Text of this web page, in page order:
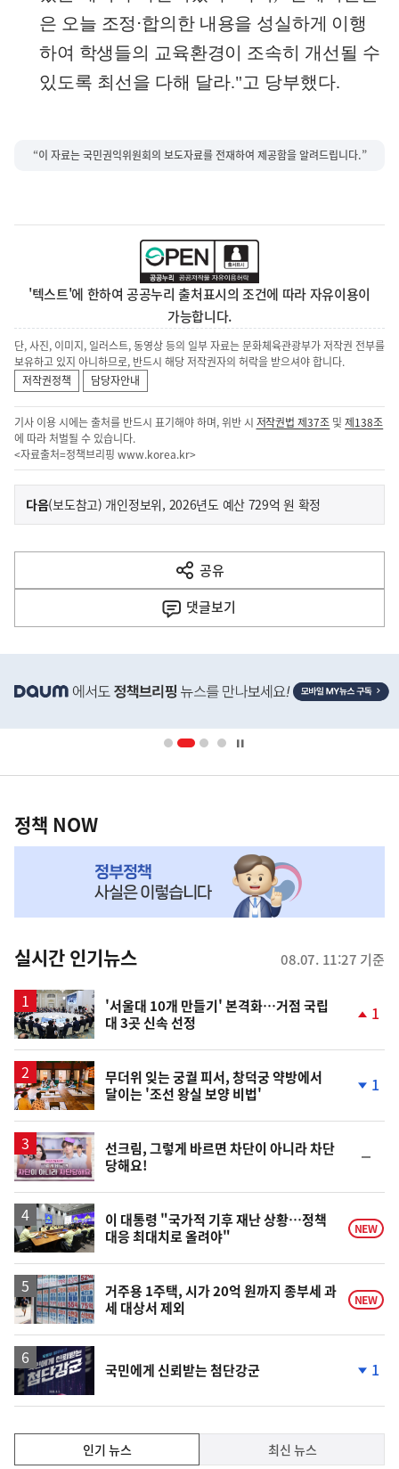
은 오늘 조정 ⋅합의한 내용을 성실하게 이행
하여 학생들의 교육환경이
조속히 개선될 수
있도록 최선을 다해 달라."고 당부했다.
“이 자료는 국민권익위원회의 보도자료를 전재하여 제공함을 알려드립니다.”
'텍스트'에 한하여 공공누리 출처표시의 조건에 따라 자유이용이
가능합니다.
단, 사진, 이미지, 일러스트, 동영상 등의 일부 자료는 문화체육관광부가 저작권 전부를
보유하고 있지 아니하므로, 반드시 해당 저작권자의 허락을 받으셔야 합니다.
저작권정책
담당자안내
기사 이용 시에는 출처를 반드시 표기해야 하며, 위반 시 저작권법 제37조 및제138조
에 따라 처벌될 수 있습니다.
<자료출처=정책브리핑 www.korea.kr>
이
전
다
음
다음기
사
(보도참고) 개인정보위, 2026년도 예산 729억 원 확정
공유
열
기
댓글보기
단
배
영
책
NOW,
뉴
스
정책 NOW
실시간 인기뉴스 08.07. 11:27 기준
'서울대 10개 만들기' 본격화…거점 국립
대 3곳 신속 선정
계
1
무더위 잊는 궁궐 피서, 창덕궁 약방에서
달이는 '조선 왕실 보양 비법'
계
1
영
상
선크림, 그렇게 바르면 차단이 아니라 차단
당해요!
일
이 대통령 "국가적 기후 재난 상황…정책
대응 최대치로 올려야"
NEW
거주용 1주택, 시가 20억 원까지 종부세 과
세 대상서 제외
NEW
국민에게 신뢰받는 첨단강군
계
락
1
인기 뉴스 최신 뉴스